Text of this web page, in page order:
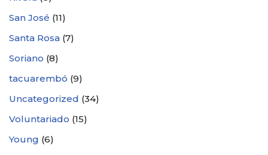
San José (11)
Santa Rosa (7)
Soriano (8)
tacuarembó (9)
Uncategorized (34)
Voluntariado (15)
Young (6)